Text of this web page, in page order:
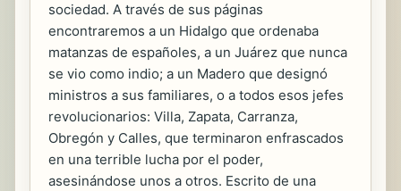
sociedad. A través de sus páginas
encontraremos a un Hidalgo que ordenaba
matanzas de españoles, a un Juárez que nunca
se vio como indio; a un Madero que designó
ministros a sus familiares, o a todos esos jefes
revolucionarios: Villa, Zapata, Carranza,
Obregón y Calles, que terminaron enfrascados
en una terrible lucha por el poder,
asesinándose unos a otros. Escrito de una